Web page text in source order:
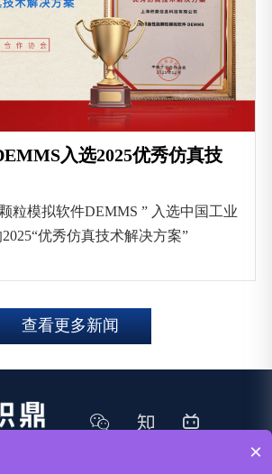
入选2025优秀仿真技
粒模拟软件DEMMS ” 入选中国工业
优秀仿真技术解决方案”
查看更多新闻
×